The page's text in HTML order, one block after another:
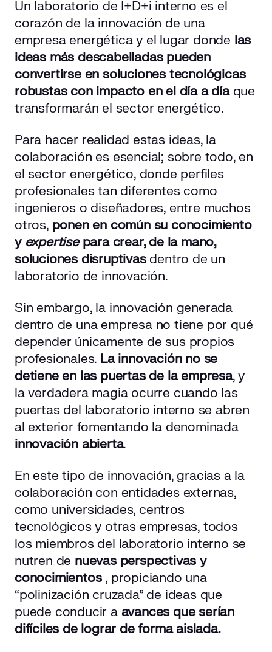
Un laboratorio de I+D+i interno es el
corazón de la innovación de una
empresa energética y el lugar donde las
ideas más descabelladas pueden
convertirse en soluciones tecnológicas
robustas con impacto en el día a día que
transformarán el sector energético.
Para hacer realidad estas ideas, la
colaboración es esencial; sobre todo, en
el sector energético, donde perfiles
profesionales tan diferentes como
ingenieros o diseñadores, entre muchos
otros, ponen en común su conocimiento
y expertisepara crear, de la mano,
soluciones disruptivas dentro de un
laboratorio de innovación.
Sin embargo, la innovación generada
dentro de una empresa no tiene por qué
depender únicamente de sus propios
profesionales. La innovación no se
detiene en las puertas de la empresa, y
la verdadera magia ocurre cuando las
puertas del laboratorio interno se abren
al exterior fomentando la denominada
innovación abierta.
En este tipo de innovación, gracias a la
colaboración con entidades externas,
como universidades, centros
tecnológicos y otras empresas, todos
los miembros del laboratorio interno se
nutren de nuevas perspectivas y
conocimientos , propiciando una
“polinización cruzada” de ideas que
puede conducir a avances que serían
difíciles de lograr de forma aislada.